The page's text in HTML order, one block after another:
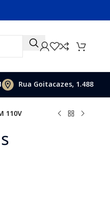
Rua Goitacazes, 1.488
110V